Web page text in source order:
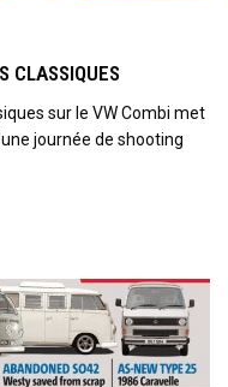
CLASSIQUES
sur le VW Combi met
journée de shooting